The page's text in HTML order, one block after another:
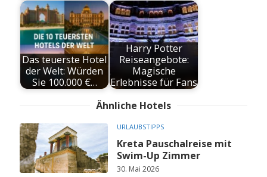
Das teuerste Hotel
der Welt: Würden
Sie 100.000 €…
Harry Potter
Reiseangebote:
Magische
Erlebnisse für Fans
Ähnliche Hotels
URLAUBSTIPPS
Kreta Pauschalreise mit
Swim-Up Zimmer
30. Mai 2026